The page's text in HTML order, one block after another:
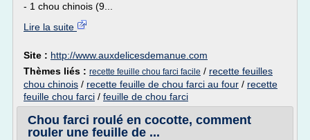
- 1 chou chinois (9...
Lire la suite
Site : http://www.auxdelicesdemanue.com
Thèmes liés : recette feuille chou farci facile / recette feuilles
chou chinois / recette feuille de chou farci au four / recette
feuille chou farci / feuille de chou farci
Chou farci roulé en cocotte, comment
rouler une feuille de ...